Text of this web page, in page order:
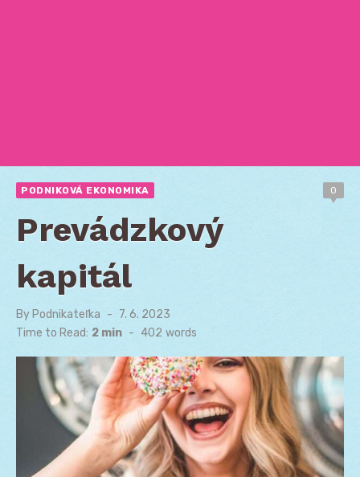
PODNIKOVÁ EKONOMIKA 0
Prevádzkový
kapitál
By Podnikateľka
Posted
on
7. 6. 2023
Time to Read: 2 min - 402 words